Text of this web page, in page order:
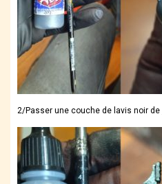
2/Passer une couche de lavis noir de